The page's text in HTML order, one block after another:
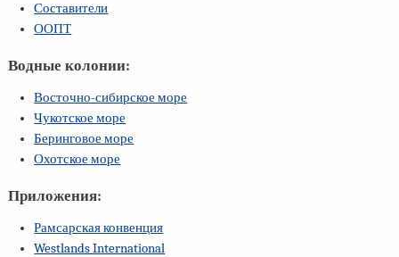
Составители
ООПТ
Водные колонии:
Восточно-сибирское море
Чукотское море
Беринговое море
Охотское море
Приложения:
Рамсарская конвенция
Westlands International